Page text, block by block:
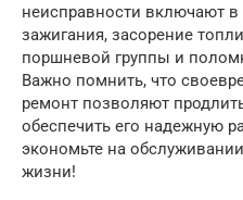
неисправности включают в
зажигания, засорение
поршневой группы и
Важно помнить, что
ремонт позволяют
обеспечить его надежную
экономьте на
жизни!